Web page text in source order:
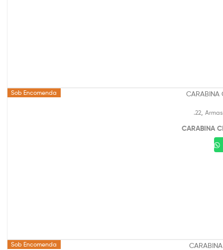
Sob Encomenda
.22
CARABINA
Sob Encomenda